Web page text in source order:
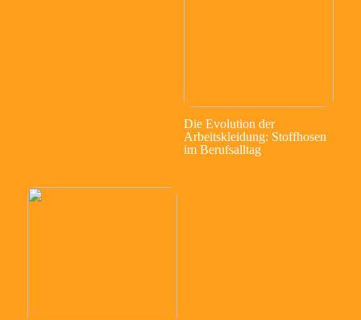
Die Evolution der
Arbeitskleidung: Stoffhosen
im Berufsalltag